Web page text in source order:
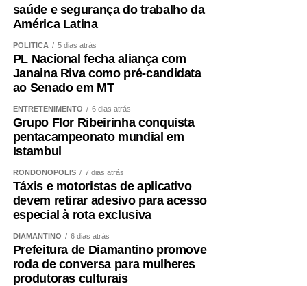
COMENTE ABAIXO:
WhatsApp
Facebook
Twitter
Messenger
LinkedIn
Share
saúde e segurança do trabalho da
América Latina
POLÍTICA 5 dias atrás
PL Nacional fecha aliança com
Janaina Riva como pré-candidata
ao Senado em MT
ENTRETENIMENTO 6 dias atrás
Grupo Flor Ribeirinha conquista
pentacampeonato mundial em
Istambul
RONDONÓPOLIS 7 dias atrás
Táxis e motoristas de aplicativo
devem retirar adesivo para acesso
especial à rota exclusiva
DIAMANTINO 6 dias atrás
Prefeitura de Diamantino promove
roda de conversa para mulheres
produtoras culturais